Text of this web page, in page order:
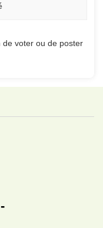
de voter ou de poster